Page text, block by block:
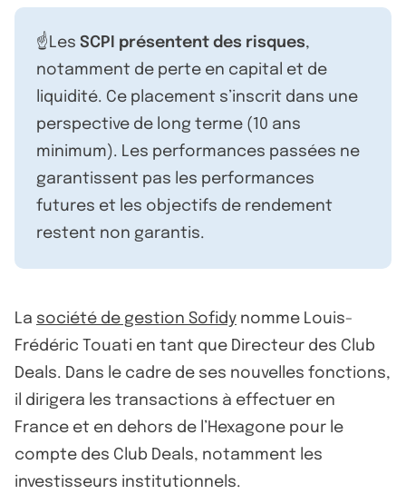
☝️Les SCPI présentent des risques,
notamment de perte en capital et de
liquidité. Ce placement s’inscrit dans une
perspective de long terme (10 ans
minimum). Les performances passées ne
garantissent pas les performances
futures et les objectifs de rendement
restent non garantis.
La société de gestion Sofidy nomme Louis-
Frédéric Touati en tant que Directeur des Club
Deals. Dans le cadre de ses nouvelles fonctions,
il dirigera les transactions à effectuer en
France et en dehors de l’Hexagone pour le
compte des Club Deals, notamment les
investisseurs institutionnels.